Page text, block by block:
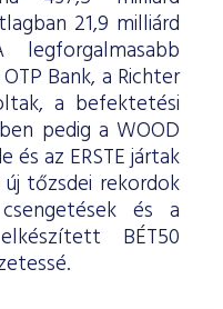
21,9 milliárd
Bank, a Richter
a befektetési
pedig a WOOD
és az ERSTE jártak
tőzsdei rekordok
és a
BÉT50